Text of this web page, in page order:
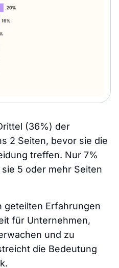
(36%) der
2 Seiten, bevor sie die
treffen. Nur 7%
5 oder mehr Seiten
geteilten Erfahrungen
für Unternehmen,
und zu
die Bedeutung